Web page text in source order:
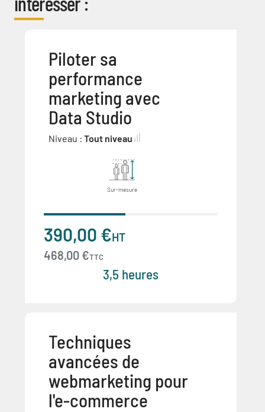
Piloter sa
performance
marketing avec
Data Studio
Niveau : Tout niveau
Sur-mesure
390,00 €HT
468,00 €TTC
3,5 heures
Techniques
avancées de
webmarketing pour
l'e-commerce